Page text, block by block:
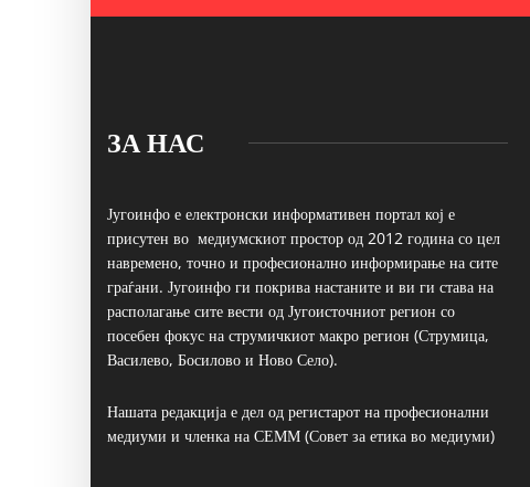
ЗА НАС
Југоинфо е електронски информативен портал кој е
присутен во медиумскиот простор од 2012 година со цел
навремено, точно и професионално информирање на сите
граѓани. Југоинфо ги покрива настаните и ви ги става на
располагање сите вести од Југоисточниот регион со
посебен фокус на струмичкиот макро регион (Струмица,
Василево, Босилово и Ново Село).
Нашата редакција е дел од регистарот на професионални
медиуми и членка на СЕММ (Совет за етика во медиуми)